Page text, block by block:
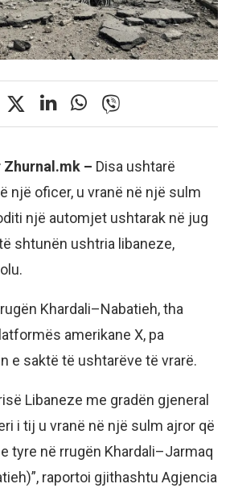
Zhurnal.mk – Disa ushtarë
një oficer, u vranë në një sulm
një automjet ushtarak në jug
shtunën ushtria libaneze,
Khardali–Nabatieh, tha
amerikane X, pa
e saktë të ushtarëve të vrarë.
Libaneze me gradën gjeneral
i tij u vranë në një sulm ajror që
tyre në rrugën Khardali–Jarmaq
raportoi gjithashtu Agjencia